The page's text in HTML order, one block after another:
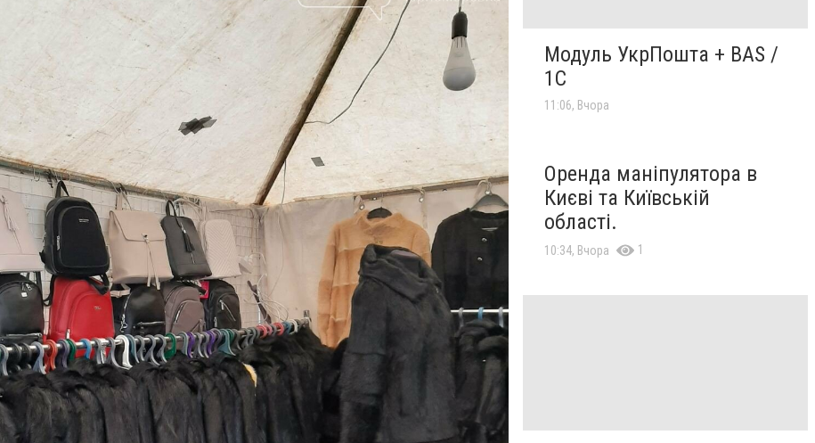
Модуль УкрПошта + BAS /
1C
11:06, Вчора
Оренда маніпулятора в
Києві та Київській
області.
10:34, Вчора 1